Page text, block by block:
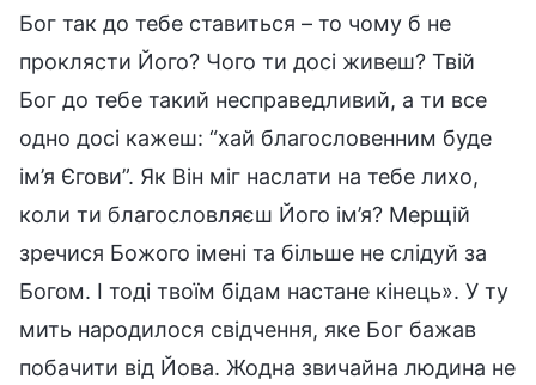
Бог так до тебе ставиться – то чому б не
проклясти Його? Чого ти досі живеш? Твій
Бог до тебе такий несправедливий, а ти все
одно досі кажеш: “хай благословенним буде
ім’я Єгови”. Як Він міг наслати на тебе лихо,
коли ти благословляєш Його ім’я? Мерщій
зречися Божого імені та більше не слідуй за
Богом. І тоді твоїм бідам настане кінець». У ту
мить народилося свідчення, яке Бог бажав
побачити від Йова. Жодна звичайна людина не